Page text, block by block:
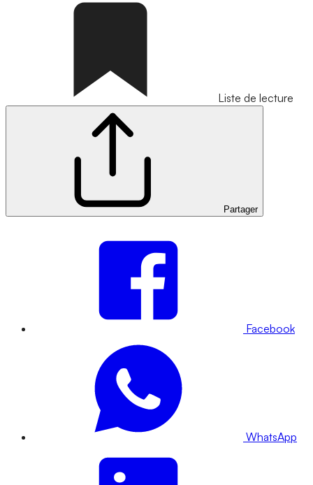
Liste de lecture
Partager
Facebook
WhatsApp